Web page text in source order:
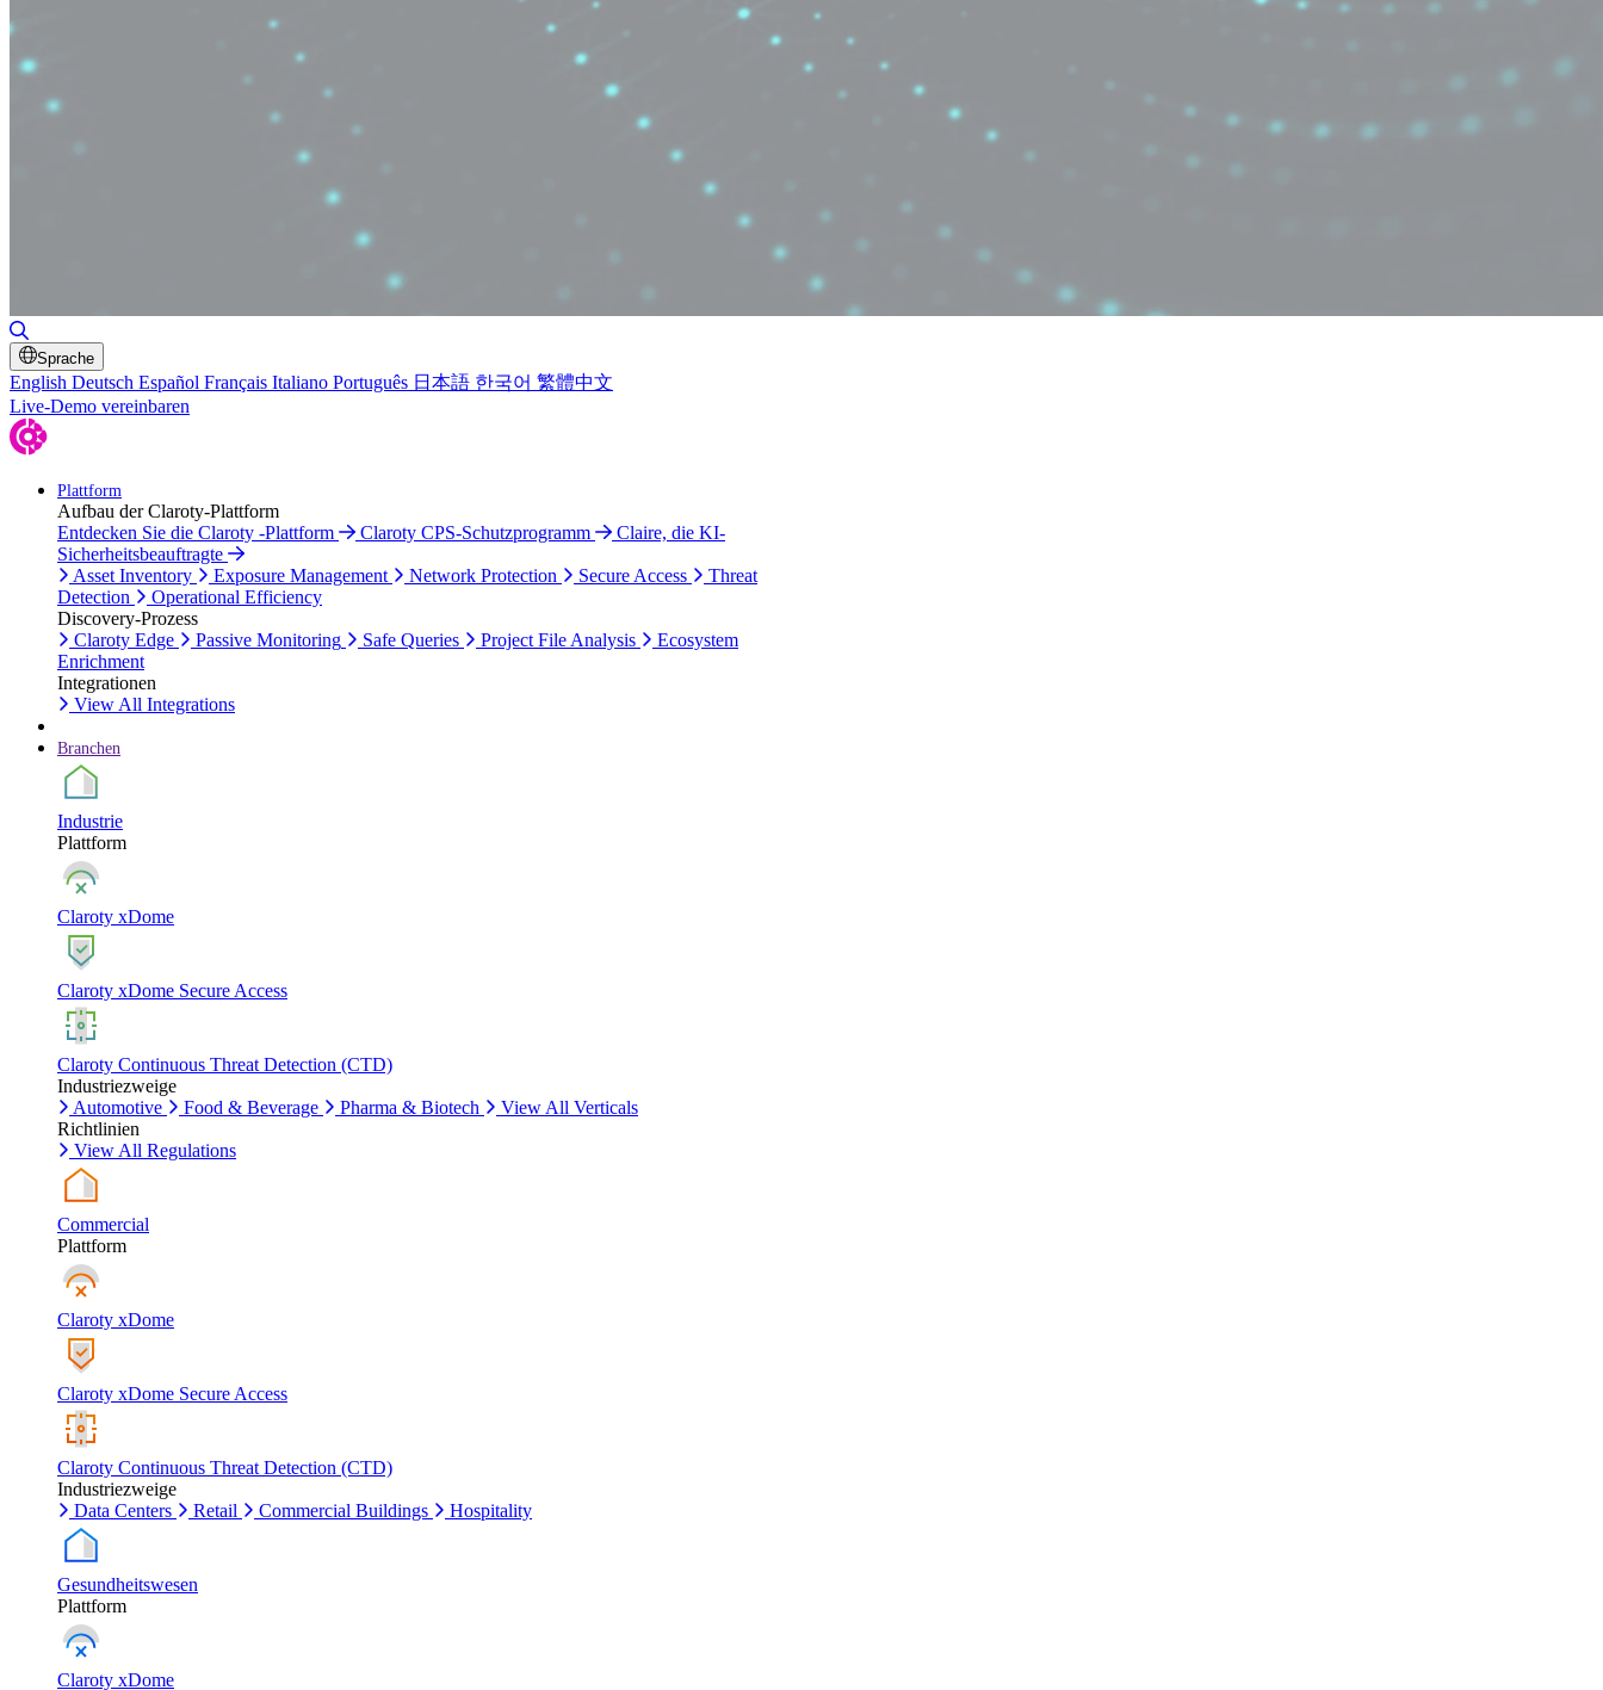
Sprache
English Deutsch Español Français Italiano Português 日本語 한국어 繁體中文
Live-Demo vereinbaren
Plattform
Aufbau der Claroty-Plattform
Entdecken Sie die Claroty -Plattform
Claroty CPS-Schutzprogramm
Claire, die KI-
Sicherheitsbeauftragte
Asset Inventory
Exposure Management Network Protection Secure Access
Threat
Detection
Operational Efficiency
Discovery-Prozess
Claroty Edge
Passive Monitoring Safe Queries Project File Analysis
Ecosystem
Enrichment
Integrationen
View All Integrations
Branchen
Industrie
Plattform
Claroty xDome
Claroty xDome Secure Access
Claroty Continuous Threat Detection (CTD)
Industriezweige
Automotive
Food & Beverage Pharma & Biotech
View All Verticals
Richtlinien
View All Regulations
Commercial
Plattform
Claroty xDome
Claroty xDome Secure Access
Claroty Continuous Threat Detection (CTD)
Industriezweige
Data Centers
Retail Commercial Buildings Hospitality
Gesundheitswesen
Plattform
Claroty xDome